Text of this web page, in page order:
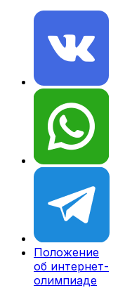
Положение
об интернет-
олимпиаде